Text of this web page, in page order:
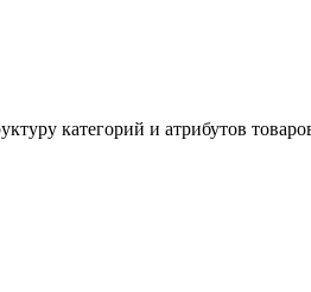
категорий и атрибутов